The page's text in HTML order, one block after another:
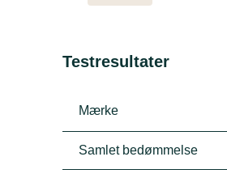
Testresultater
Mærke
Samlet bedømmelse